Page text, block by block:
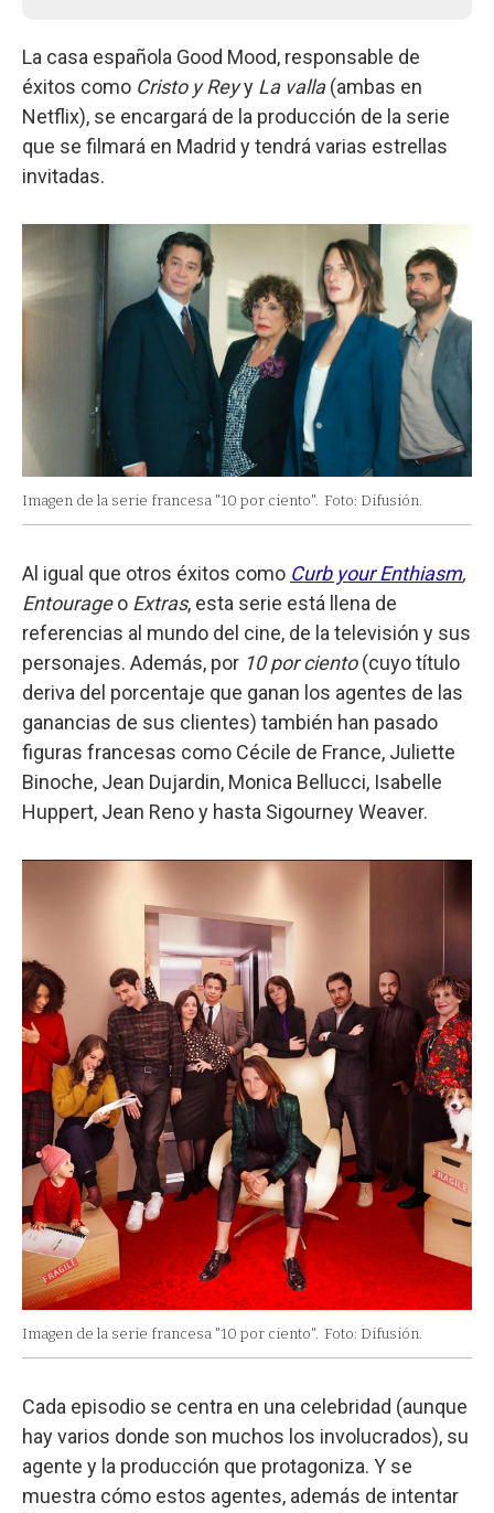
La casa española Good Mood, responsable de
éxitos como Cristo y Reyy La valla(ambas en
Netflix), se encargará de la producción de la serie
que se filmará en Madrid y tendrá varias estrellas
invitadas.
Imagen de la serie francesa "10 por ciento". Foto: Difusión.
Al igual que otros éxitos como Curb your Enthiasm,
Entourageo Extras, esta serie está llena de
referencias al mundo del cine, de la televisión y sus
personajes. Además, por 10 por ciento(cuyo título
deriva del porcentaje que ganan los agentes de las
ganancias de sus clientes) también han pasado
figuras francesas como Cécile de France, Juliette
Binoche, Jean Dujardin, Monica Bellucci, Isabelle
Huppert, Jean Reno y hasta Sigourney Weaver.
Imagen de la serie francesa "10 por ciento". Foto: Difusión.
Cada episodio se centra en una celebridad (aunque
hay varios donde son muchos los involucrados), su
agente y la producción que protagoniza. Y se
muestra cómo estos agentes, además de intentar